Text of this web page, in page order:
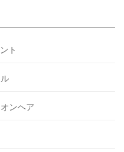
ト
ンヘア